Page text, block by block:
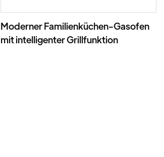
Moderner Familienküchen-Gasofen
mit intelligenter Grillfunktion